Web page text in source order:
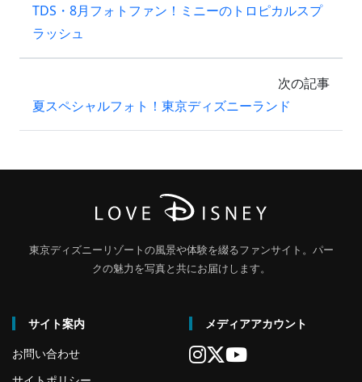
TDS・8月フォトファン！ミニーのトロピカルスプ
ラッシュ
次の記事
夏スペシャルフォト！東京ディズニーランド
東京ディズニーリゾートの風景や体験を綴るファンサイト。パー
クの魅力を写真と共にお届けします。
サイト案内
お問い合わせ
メディアアカウント